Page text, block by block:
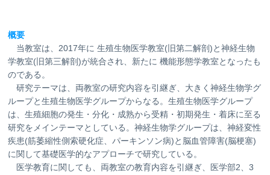
概要
当教室は、2017年に 生殖生物医学教室(旧第二解剖)と神経生物
学教室(旧第三解剖)が統合され、新たに 機能形態学教室となったも
のである。
研究テーマは、両教室の研究内容を引継ぎ、大きく神経生物学グ
ループと生殖生物医学グループからなる。生殖生物医学グループ
は、生殖細胞の発生・分化・成熟から受精・初期発生・着床に至る
研究をメインテーマとしている。神経生物学グループは、神経変性
疾患(筋萎縮性側索硬化症、パーキンソン病)と脳血管障害(脳梗塞)
に関して基礎医学的なアプローチで研究している。
医学教育に関しても、両教室の教育内容を引継ぎ、医学部2、3